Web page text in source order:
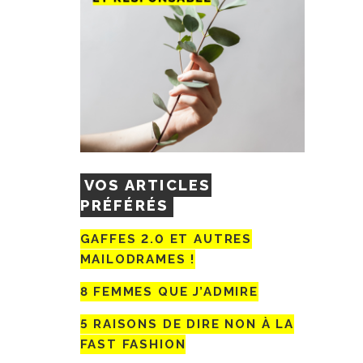
VOS ARTICLES
PRÉFÉRÉS
GAFFES 2.0 ET AUTRES
MAILODRAMES !
8 FEMMES QUE J’ADMIRE
5 RAISONS DE DIRE NON À LA
FAST FASHION